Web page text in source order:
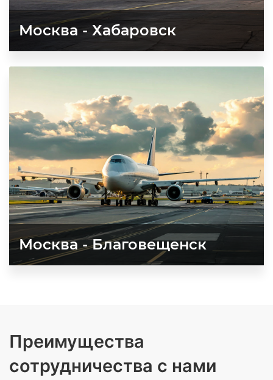
Москва - Хабаровск
Москва - Благовещенск
Преимущества
сотрудничества с нами